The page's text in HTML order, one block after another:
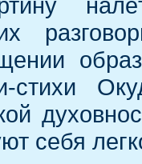
стихи
себя